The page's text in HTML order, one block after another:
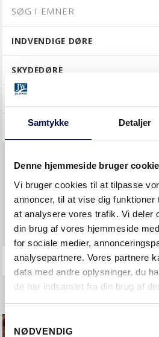
Samtykke Detaljer
Denne hjemmeside bruger
Vi bruger cookies til at tilpasse
annoncer, til at vise dig
at analysere vores trafik. Vi deler
din brug af vores hjemmeside
for sociale medier,
analysepartnere. Vores partnere
data med andre oplysninger, du
de har indsamlet fra din brug af
Samtykkevalg
NØDVENDIG
SØG I EMNER
INDVENDIGE DØRE
SKYDEDØRE
YDERDØRE
GENERELT
Køb og priser
ØVRIGT
Garanti og reklamation